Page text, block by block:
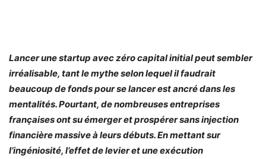
Lancer une startup avec zéro capital initial peut sembler
irréalisable, tant le mythe selon lequel il faudrait
beaucoup de fonds pour se lancer est ancré dans les
mentalités. Pourtant, de nombreuses entreprises
françaises ont su émerger et prospérer sans injection
financière massive à leurs débuts. En mettant sur
l’ingéniosité, l’effet de levier et une exécution